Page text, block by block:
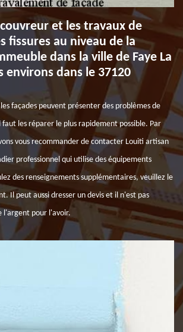
et les travaux de
fissures au niveau de la
dans la ville de Faye La
environs dans le 37120
façades peuvent présenter des problèmes de
faut les réparer le plus rapidement possible. Par
vous recommander de contacter Louiti artisan
professionnel qui utilise des équipements
des renseignements supplémentaires, veuillez le
Il peut aussi dresser un devis et il n'est pas
l'argent pour l'avoir.